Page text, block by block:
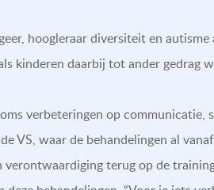
hoogleraar diversiteit en
kinderen daarbij tot ander gedrag
verbeteringen op
VS, waar de behandelingen al
terug op de